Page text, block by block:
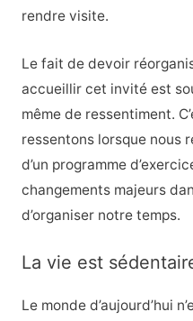
rendre visite.
Le fait de devoir
accueillir cet invité est
même de ressentiment.
ressentons lorsque nous
d’un programme
changements majeurs
d’organiser notre temps.
La vie est
Le monde d’aujourd’hui